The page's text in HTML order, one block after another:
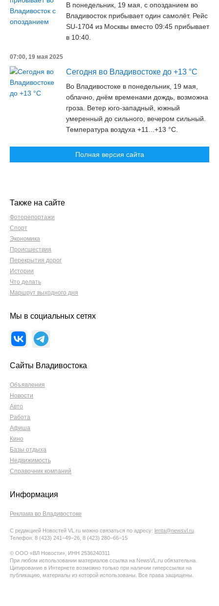
В понедельник, 19 мая, с опозданием во
Владивосток прибывает один самолёт. Рейс
SU-1704 из Москвы вместо 09:45 прибывает
в 10:40.
07:00, 19 мая 2025
Сегодня во Владивостоке до +13 °С
Во Владивостоке в понедельник, 19 мая,
облачно, днём временами дождь, возможна
гроза. Ветер юго-западный, южный
умеренный до сильного, вечером сильный.
Температура воздуха +11...+13 °C.
Полная версия сайта
Также на сайте
Фоторепортажи
Спорт
Экономика
Происшествия
Перекрытия дорог
Истории
Что делать
Маршрут выходного дня
Мы в социальных сетях
Сайты Владивостока
Объявления
Новости
Авто
Работа
Афиша
Кино
Базы отдыха
Недвижимость
Справочник компаний
Информация
Реклама во Владивостоке
С редакцией Новостей VL.ru можно связаться по адресу: lenta@newsvl.ru
Телефон: 8 (423) 241−49−26, 8 (423) 280−66−15
© ООО «ВЛ Новости», ИНН 2536240311
При любом использовании материалов ссылка на NewsVL.ru обязательна.
Цитирование в Интернете возможно только при наличии гиперссылки на
публикацию, материалы из которой использованы. Все права защищены.